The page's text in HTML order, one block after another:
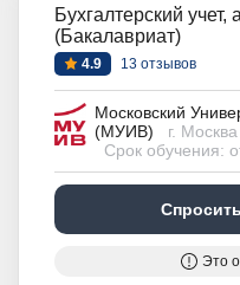
Бухгалтерский учет,
(Бакалавриат)
4.9 13 отзывов
Московский
(МУИВ)
г. Москва
Срок обучения:
Это